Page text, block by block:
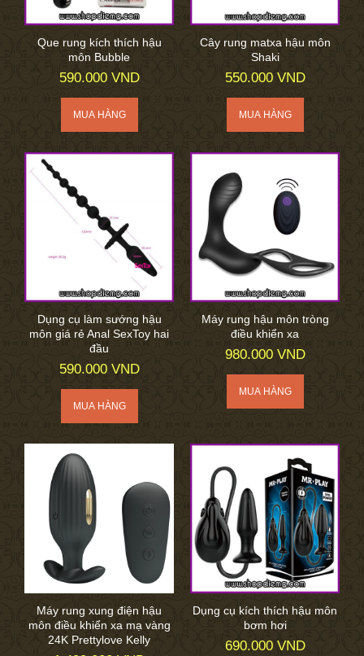
Que rung kích thích hậu
môn Bubble
590.000 VND
Cây rung matxa hậu môn
Shaki
550.000 VND
Dụng cụ làm sướng hậu
môn giá rẻ Anal SexToy hai
đầu
590.000 VND
Máy rung hậu môn tròng
điều khiển xa
980.000 VND
Máy rung xung điện hậu
môn điều khiển xa mạ vàng
24K Prettylove Kelly
Dụng cụ kích thích hậu môn
bơm hơi
690.000 VND